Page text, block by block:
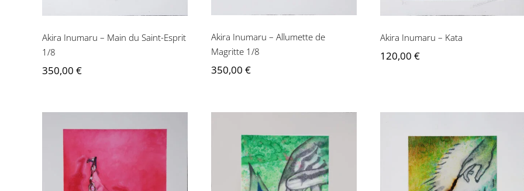
Akira Inumaru – Main du Saint-Esprit
1/8
350,00 €
Akira Inumaru – Allumette de
Magritte 1/8
350,00 €
Akira Inumaru – Kata
120,00 €